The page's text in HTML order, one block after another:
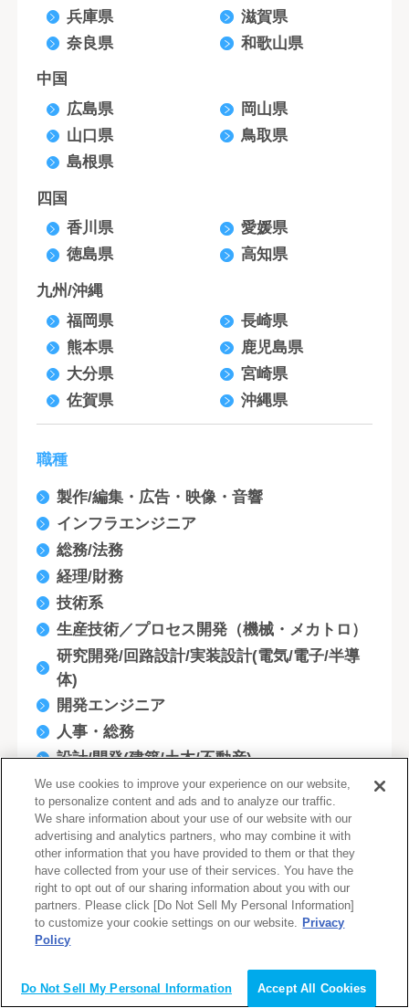
兵庫県
滋賀県
奈良県
和歌山県
中国
広島県
岡山県
山口県
鳥取県
島根県
四国
香川県
愛媛県
徳島県
高知県
九州/沖縄
福岡県
長崎県
熊本県
鹿児島県
大分県
宮崎県
佐賀県
沖縄県
職種
製作/編集・広告・映像・音響
インフラエンジニア
総務/法務
経理/財務
技術系
生産技術／プロセス開発（機械・メカトロ）
研究開発/回路設計/実装設計(電気/電子/半導
体)
開発エンジニア
人事・総務
設計/開発(建築/土木/不動産)
研究開発/生産/製造技術開発(化学/素材)
企画/商品開発/マーケティング
社内情報システム/EDP/MIS
テレフォンオペレーター
システムエンジニア
ネットワークエンジニア
その他技術系（機械／メカトロ）
労務
We use cookies to improve your experience on our website,
to personalize content and ads and to analyze our traffic.
We share information about your use of our website with our
advertising and analytics partners, who may combine it with
other information that you have provided to them or that they
have collected from your use of their services. You have the
right to opt out of our sharing information about you with our
partners. Please click [Do Not Sell My Personal Information]
to customize your cookie settings on our website. Privacy
Policy
Do Not Sell My Personal Information Accept All Cookies